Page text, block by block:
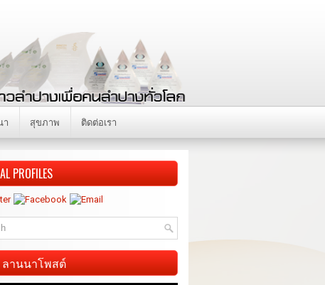
สุขภาพ ติดต่อเรา
PROFILES
ลานนาโพสต์